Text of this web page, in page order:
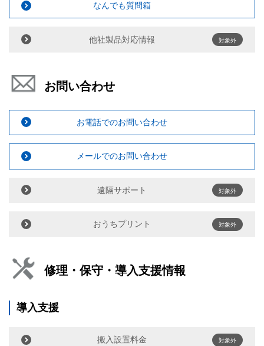
なんでも質問箱
他社製品対応情報 対象外
お問い合わせ
お電話でのお問い合わせ
メールでのお問い合わせ
遠隔サポート 対象外
おうちプリント 対象外
修理・保守・導入支援情報
導入支援
搬入設置料金 対象外